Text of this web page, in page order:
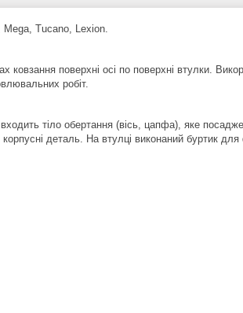
Mega, Tucano, Lexion.
поверхні осі по поверхні втулки.
робіт.
тіло обертання (вісь, цапфа), яке
деталь. На втулці виконаний буртик для